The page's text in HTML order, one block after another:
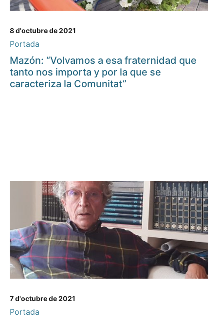
8 d'octubre de 2021
Portada
Mazón: “Volvamos a esa fraternidad que
tanto nos importa y por la que se
caracteriza la Comunitat”
7 d'octubre de 2021
Portada